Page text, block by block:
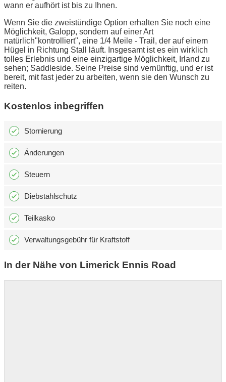
wann er aufhört ist bis zu Ihnen.
Wenn Sie die zweistündige Option erhalten Sie noch eine
Möglichkeit, Galopp, sondern auf einer Art
natürlich"kontrolliert", eine 1/4 Meile - Trail, der auf einem
Hügel in Richtung Stall läuft. Insgesamt ist es ein wirklich
tolles Erlebnis und eine einzigartige Möglichkeit, Irland zu
sehen; Saddleside. Seine Preise sind vernünftig, und er ist
bereit, mit fast jeder zu arbeiten, wenn sie den Wunsch zu
reiten.
Kostenlos inbegriffen
Stornierung
Änderungen
Steuern
Diebstahlschutz
Teilkasko
Verwaltungsgebühr für Kraftstoff
In der Nähe von Limerick Ennis Road